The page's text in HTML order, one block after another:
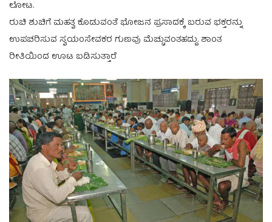
ಲೋಟ.
ರುಚಿ ಶುಚಿಗೆ ಮಹತ್ವ ಕೊಡುವಂತೆ ಭೋಜನ ಪ್ರಸಾದಕ್ಕೆ ಬರುವ ಭಕ್ತರನ್ನು
ಉಪಚರಿಸುವ ಸ್ವಯಂಸೇವಕರ ಗುಣವು ಮೆಚ್ಚುವಂತಹದ್ದು. ಶಾಂತ
ರೀತಿಯಿಂದ ಊಟ ಬಡಿಸುತ್ತಾರೆ